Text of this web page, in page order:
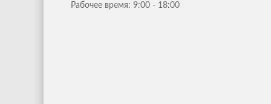
Рабочее время: 9:00 - 18:00